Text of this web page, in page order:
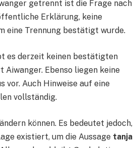
getrennt ist die Frage nach
Erklärung, keine
eine Trennung bestätigt wurde.
es derzeit keinen bestätigten
Aiwanger. Ebenso liegen keine
vor. Auch Hinweise auf eine
vollständig.
können. Es bedeutet jedoch,
existiert, um die Aussage tanja